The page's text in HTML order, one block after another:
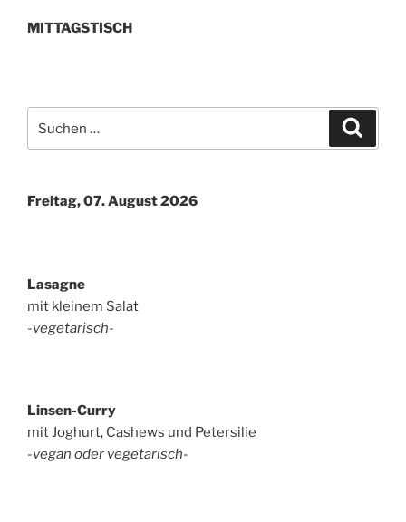
MITTAGSTISCH
nach:
Freitag, 07. August 2026
Lasagne
mit kleinem Salat
-vegetarisch-
Linsen-Curry
mit Joghurt, Cashews und Petersilie
-vegan oder vegetarisch-